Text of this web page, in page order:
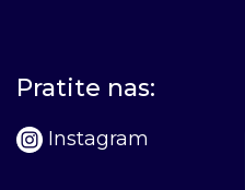
Pratite nas:
Instagram